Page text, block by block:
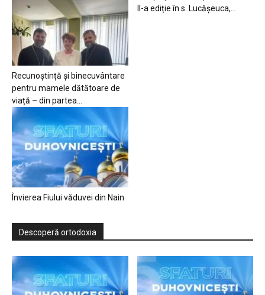
Recunoștință și binecuvântare
pentru mamele dătătoare de
viață – din partea...
II-a ediție în s. Lucășeuca,...
Învierea Fiului văduvei din Nain
Descoperă ortodoxia